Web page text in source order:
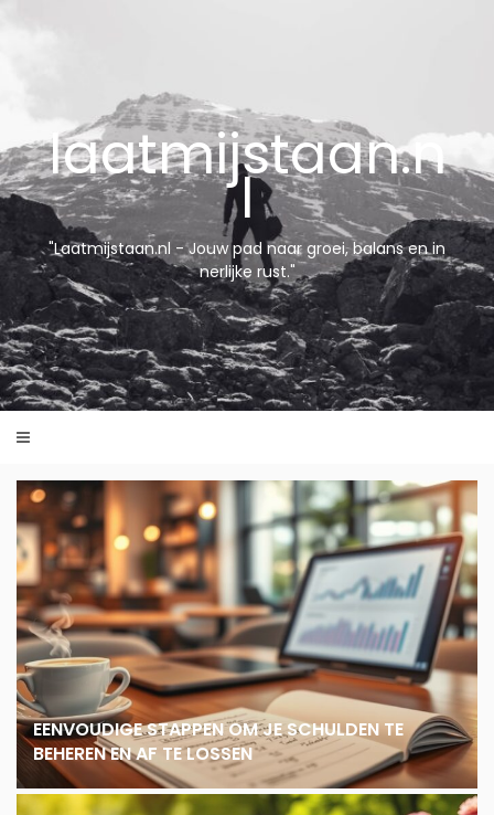
laatmijstaan.n
l
"Laatmijstaan.nl - Jouw pad naar groei, balans en in
nerlijke rust."
EENVOUDIGE STAPPEN OM JE SCHULDEN TE
BEHEREN EN AF TE LOSSEN